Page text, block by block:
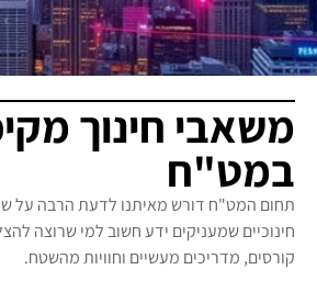
משאבי חינוך
במט"ח
תחום המט"ח דורש מאיתנו לדעת הרבה על
חינוכיים שמעניקים ידע חשוב למי שרוצה
קורסים, מדריכים מעשיים וחוויות מהשטח.